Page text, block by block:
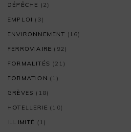
DÉPÊCHE (2)
EMPLOI (3)
ENVIRONNEMENT (16)
FERROVIAIRE (92)
FORMALITÉS (21)
FORMATION (1)
GRÈVES (18)
HOTELLERIE (10)
ILLIMITÉ (1)